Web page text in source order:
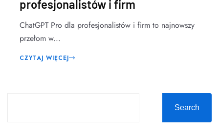
profesjonalistów i firm
ChatGPT Pro dla profesjonalistów i firm to najnowszy
przełom w...
CZYTAJ WIĘCEJ
Search